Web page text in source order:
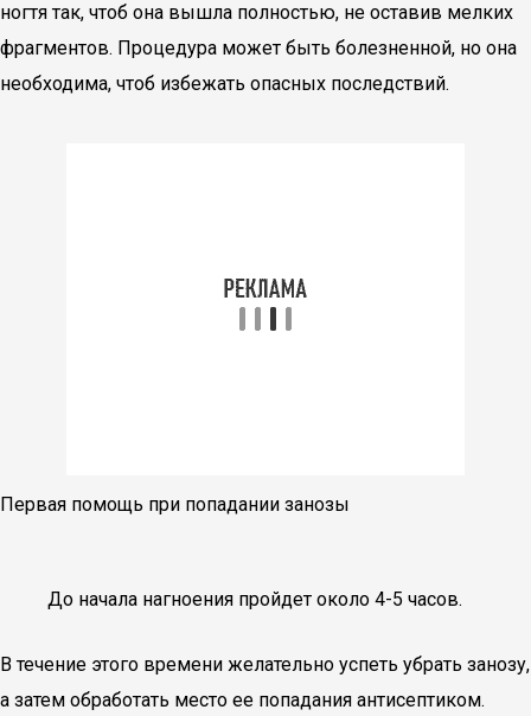
ногтя так, чтоб она вышла полностью, не оставив мелких
фрагментов. Процедура может быть болезненной, но она
необходима, чтоб избежать опасных последствий.
Первая помощь при попадании занозы
До начала нагноения пройдет около 4-5 часов.
В течение этого времени желательно успеть убрать занозу,
а затем обработать место ее попадания антисептиком.